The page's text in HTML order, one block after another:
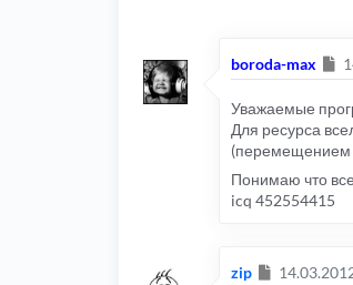
boroda-max
Уважаемые
Для ресурса
(перемещением
Понимаю что все
icq 452554415
zip